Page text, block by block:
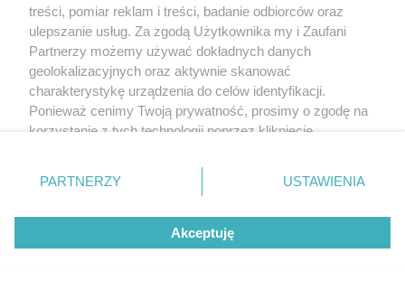
treści, pomiar reklam i treści, badanie odbiorców oraz
ulepszanie usług. Za zgodą Użytkownika my i Zaufani
Partnerzy możemy używać dokładnych danych
geolokalizacyjnych oraz aktywnie skanować
charakterystykę urządzenia do celów identyfikacji.
Ponieważ cenimy Twoją prywatność, prosimy o zgodę na
korzystanie z tych technologii poprzez kliknięcie
zmienić/wycofać klikając przycisk ustawień prywatności
znajdujący się w lewym dolnym rogu strony
rodzaje przetwarzania danych nie wymagają zgody
użytkownika, ale masz prawo sprzeciwić się takiemu
przetwarzaniu. Preferencje będą miały zastosowanie tylko
PARTNERZY USTAWIENIA
Akceptuję